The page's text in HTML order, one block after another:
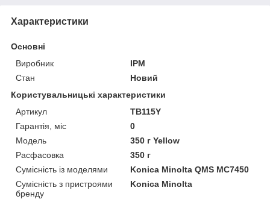
Характеристики
Основні
Виробник
IPM
Стан
Новий
Користувальницькі характеристики
Артикул
TB115Y
Гарантія, міс
0
Мoдель
350 г Yellow
Расфасовка
350 г
Сумісність із моделями
Konica Minolta QMS MC7450
Сумісність з пристроями
бренду
Konica Minolta